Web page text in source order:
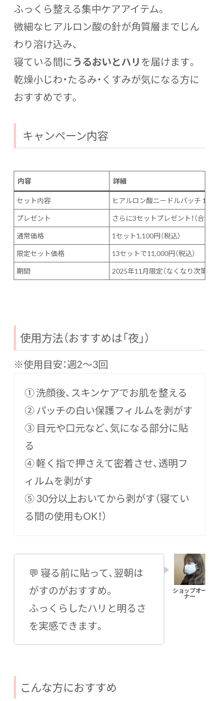
ふっくら整える集中ケアアイテム。
微細なヒアルロン酸の針が角質層までじん
わり溶け込み、
寝ている間にうるおいとハリ を届けます。
乾燥小じわ・たるみ・くすみが気になる方に
おすすめです。
キャンペーン内容
内容
詳細
セット内容
ヒアルロン酸ニードルパッチ 10
プレゼント
さらに3セットプレゼント！（合計
通常価格
1セット1,100円（税込）
限定セット価格
13セットで11,000円（税込）
期間
2025年11月限定（なくなり次第終
使用方法（おすすめは「夜」）
※使用目安：週2〜3回
① 洗顔後、スキンケアでお肌を整える
② パッチの白い保護フィルムを剥がす
③ 目元や口元など、気になる部分に貼
る
④ 軽く指で押さえて密着させ、透明フ
ィルムを剥がす
⑤ 30分以上おいてから剥がす（寝てい
る間の使用もOK！）
💬 寝る前に貼って、翌朝は
がすのがおすすめ。
ふっくらしたハリと明るさ
を実感できます。
こんな方におすすめ